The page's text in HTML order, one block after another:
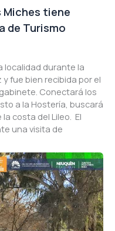
Miches tiene
de Turismo
localidad durante la
fue bien recibida por el
Conectará los
a la Hostería, buscará
costa del Lileo. El
una visita de